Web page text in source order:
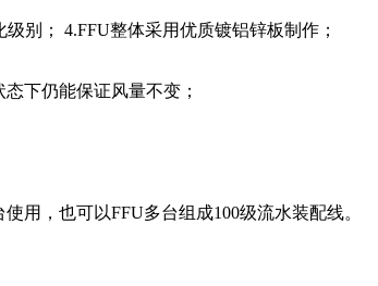
别； 4.FFU整体采用优质镀铝锌板制作；
态下仍能保证风量不变；
用，也可以FFU多台组成100级流水装配线。